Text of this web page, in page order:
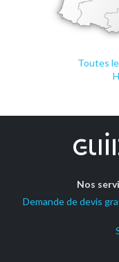
Toutes
Nos
Demande de devis